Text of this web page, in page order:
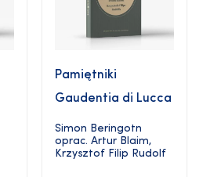
Pamiętniki
Gaudentia di Lucca
Simon Beringotn
oprac. Artur Blaim,
Krzysztof Filip Rudolf